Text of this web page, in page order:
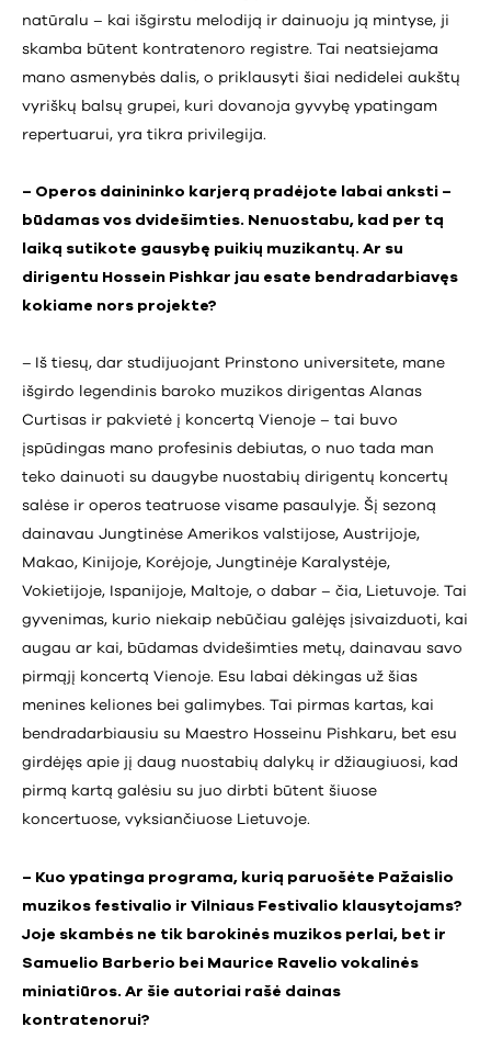
natūralu – kai išgirstu melodiją ir dainuoju ją mintyse, ji
skamba būtent kontratenoro registre. Tai neatsiejama
mano asmenybės dalis, o priklausyti šiai nedidelei aukštų
vyriškų balsų grupei, kuri dovanoja gyvybę ypatingam
repertuarui, yra tikra privilegija.
– Operos dainininko karjerą pradėjote labai anksti –
būdamas vos dvidešimties. Nenuostabu, kad per tą
laiką sutikote gausybę puikių muzikantų. Ar su
dirigentu Hossein Pishkar jau esate bendradarbiavęs
kokiame nors projekte?
– Iš tiesų, dar studijuojant Prinstono universitete, mane
išgirdo legendinis baroko muzikos dirigentas Alanas
Curtisas ir pakvietė į koncertą Vienoje – tai buvo
įspūdingas mano profesinis debiutas, o nuo tada man
teko dainuoti su daugybe nuostabių dirigentų koncertų
salėse ir operos teatruose visame pasaulyje. Šį sezoną
dainavau Jungtinėse Amerikos valstijose, Austrijoje,
Makao, Kinijoje, Korėjoje, Jungtinėje Karalystėje,
Vokietijoje, Ispanijoje, Maltoje, o dabar – čia, Lietuvoje. Tai
gyvenimas, kurio niekaip nebūčiau galėjęs įsivaizduoti, kai
augau ar kai, būdamas dvidešimties metų, dainavau savo
pirmąjį koncertą Vienoje. Esu labai dėkingas už šias
menines keliones bei galimybes. Tai pirmas kartas, kai
bendradarbiausiu su Maestro Hosseinu Pishkaru, bet esu
girdėjęs apie jį daug nuostabių dalykų ir džiaugiuosi, kad
pirmą kartą galėsiu su juo dirbti būtent šiuose
koncertuose, vyksiančiuose Lietuvoje.
– Kuo ypatinga programa, kurią paruošėte Pažaislio
muzikos festivalio ir Vilniaus Festivalio klausytojams?
Joje skambės ne tik barokinės muzikos perlai, bet ir
Samuelio Barberio bei Maurice Ravelio vokalinės
miniatiūros. Ar šie autoriai rašė dainas
kontratenorui?